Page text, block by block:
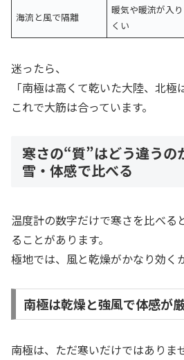
海流と風で隔離
暖気や暖流が入
くい
迷ったら、
「南極は高くて乾いた大陸、北極
これで大筋は合っています。
寒さの“質”はどう違うの
雪・体感で比べる
温度計の数字だけで寒さを比べる
ることがあります。
極地では、風と乾燥がかなり効く
南極は乾燥と強風で体感が
南極は、ただ寒いだけではありま